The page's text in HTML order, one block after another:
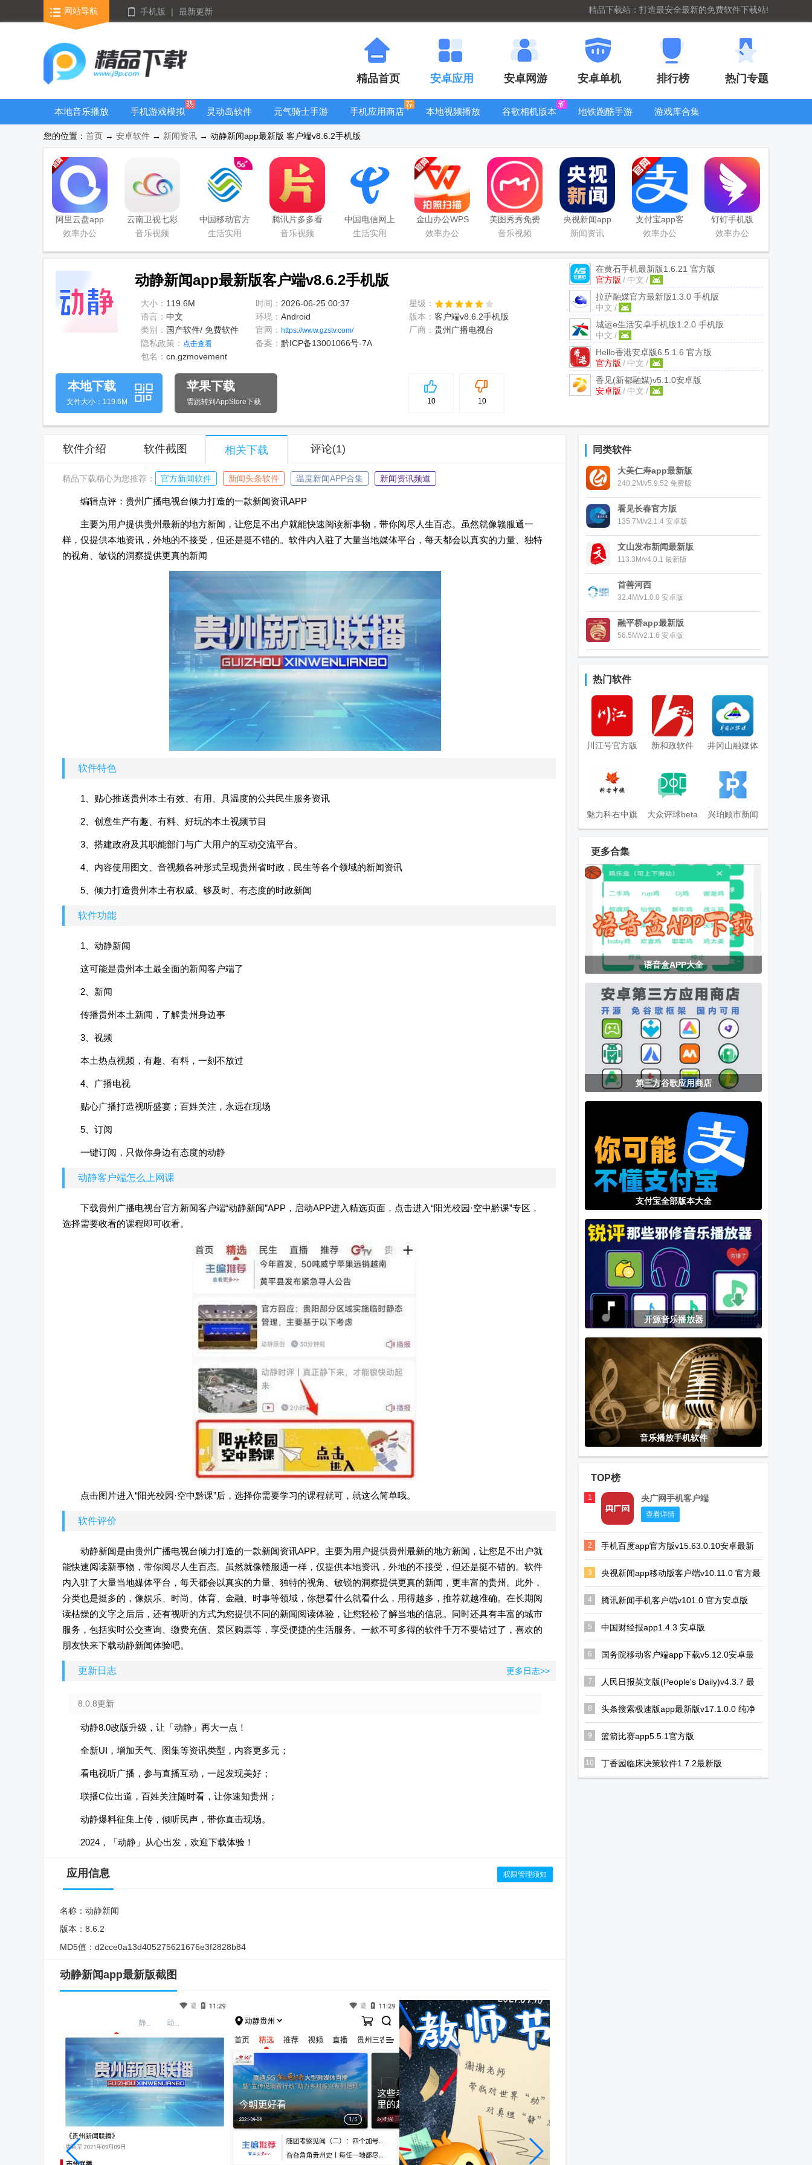
网站导航 手机版 | 最新更新 精品下载站：打造最安全最新的免费软件下载站!
精品首页 安卓应用 安卓网游 安卓单机 排行榜 热门专题
本地音乐播放
手机游戏模拟
器安卓版合集
灵动岛软件
元气骑士手游
大全
手机应用商店
本地视频播放
谷歌相机版本
地铁跑酷手游
游戏库合集
看器
您的位置： 首页 → 安卓软件 → 新闻资讯 → 动静新闻app最新版 客户端v8.6.2手机版
阿里云盘app
官方版
效率办公
云南卫视七彩
云端app
音乐视频
中国移动官方
营业厅
生活实用
腾讯片多多看
剧官方正版
音乐视频
中国电信网上
营业厅
生活实用
金山办公WPS
Office手机官
效率办公
美图秀秀免费
无限制vip版
音乐视频
央视新闻app
移动版客户端
新闻资讯
支付宝app客
户端
效率办公
钉钉手机版
app
效率办公
动静新闻app最新版客户端v8.6.2手机版
大小： 119.6M 时间： 2026-06-25 00:37
星级：
语言： 中文 环境： Android 版本： 客户端v8.6.2手机版
类别： 国产软件/ 免费软件 官网： https://www.gzstv.com/ 厂商： 贵州广播电视台
隐私政策： 点击查看 备案： 黔ICP备13001066号-7A
包名： cn.gzmovement
在黄石手机最新版1.6.21 官方版
官方版 / 中文 /
拉萨融媒官方最新版1.3.0 手机版
中文 /
城运e生活安卓手机版1.2.0 手机版
中文 /
Hello香港安卓版6.5.1.6 官方版
官方版 / 中文 /
香见(新都融媒)v5.1.0安卓版
安卓版 / 中文 /
5
10 10
本地下载
文件大小：119.6M
苹果下载
需跳转到AppStore下载
软件介绍 软件截图 相关下载 评论(1)
精品下载精心为您推荐： 官方新闻软件 新闻头条软件 温度新闻APP合集 新闻资讯频道
编辑点评：贵州广播电视台倾力打造的一款新闻资讯APP
主要为用户提供贵州最新的地方新闻，让您足不出户就能快速阅读新事物，带你阅尽人生百态。虽然就像赣服通一
样，仅提供本地资讯，外地的不接受，但还是挺不错的。软件内入驻了大量当地媒体平台，每天都会以真实的力量、独特
的视角、敏锐的洞察提供更真的新闻
软件特色
1、贴心推送贵州本土有效、有用、具温度的公共民生服务资讯
2、创意生产有趣、有料、好玩的本土视频节目
3、搭建政府及其职能部门与广大用户的互动交流平台。
4、内容使用图文、音视频各种形式呈现贵州省时政，民生等各个领域的新闻资讯
5、倾力打造贵州本土有权威、够及时、有态度的时政新闻
软件功能
1、动静新闻
这可能是贵州本土最全面的新闻客户端了
2、新闻
传播贵州本土新闻，了解贵州身边事
3、视频
本土热点视频，有趣、有料，一刻不放过
4、广播电视
贴心广播打造视听盛宴；百姓关注，永远在现场
5、订阅
一键订阅，只做你身边有态度的动静
动静客户端怎么上网课
下载贵州广播电视台官方新闻客户端“动静新闻”APP，启动APP进入精选页面，点击进入“阳光校园·空中黔课”专区，
选择需要收看的课程即可收看。
点击图片进入“阳光校园·空中黔课”后，选择你需要学习的课程就可，就这么简单哦。
软件评价
动静新闻是由贵州广播电视台倾力打造的一款新闻资讯APP。主要为用户提供贵州最新的地方新闻，让您足不出户就
能快速阅读新事物，带你阅尽人生百态。虽然就像赣服通一样，仅提供本地资讯，外地的不接受，但还是挺不错的。软件
内入驻了大量当地媒体平台，每天都会以真实的力量、独特的视角、敏锐的洞察提供更真的新闻，更丰富的贵州。此外，
分类也是挺多的，像娱乐、时尚、体育、金融、时事等领域，你想看什么就看什么，用得越多，推荐就越准确。在长期阅
读枯燥的文字之后后，还有视听的方式为您提供不同的新闻阅读体验，让您轻松了解当地的信息。同时还具有丰富的城市
服务，包括实时公交查询、缴费充值、景区购票等，享受便捷的生活服务。一款不可多得的软件千万不要错过了，喜欢的
朋友快来下载动静新闻体验吧。
更新日志 更多日志>>
8.0.8更新
动静8.0改版升级，让「动静」再大一点！
全新UI，增加天气、图集等资讯类型，内容更多元；
看电视听广播，参与直播互动，一起发现美好；
联播C位出道，百姓关注随时看，让你速知贵州；
动静爆料征集上传，倾听民声，带你直击现场。
2024，「动静」从心出发，欢迎下载体验！
应用信息 权限管理须知
名称： 动静新闻
版本： 8.6.2
MD5值： d2cce0a13d405275621676e3f2828b84
动静新闻app最新版截图
同类软件
大美仁寿app最新版
240.2M/v5.9.52 免费版
看见长春官方版
135.7M/v2.1.4 安卓版
文山发布新闻最新版
113.3M/v4.0.1 最新版
首善河西
32.4M/v1.0.0 安卓版
融平桥app最新版
56.5M/v2.1.6 安卓版
热门软件
川江号官方版 新和政软件
井冈山融媒体
魅力科右中旗
app平台
大众评球beta
app官方版
兴珀顾市新闻
资讯app手机
大美东丰手机
客户端
智慧林西融媒
云上巩义官方
版
EMBY安卓
app免费版
最新版
绿城集团绿小
服app
乘风TV电视版 玄武TV电视版
pxvr官方主页
下载
幻路搜索下载
虚拟大师内置
小红书app去
更多合集
语音盒APP大全
第三方谷歌应用商店
支付宝全部版本大全
开源音乐播放器
音乐播放手机软件
TOP榜
1 央广网手机客户端
查看详情
2
手机百度app官方版v15.63.0.10安卓最新
版
3
央视新闻app移动版客户端v10.11.0 官方最
新版
4 腾讯新闻手机客户端v101.0 官方安卓版
5 中国财经报app1.4.3 安卓版
6
国务院移动客户端app下载v5.12.0安卓最
新版
7
人民日报英文版(People's Daily)v4.3.7 最
新版
8
头条搜索极速版app最新版v17.1.0.0 纯净
版
9 篮箭比赛app5.5.1官方版
10 丁香园临床决策软件1.7.2最新版